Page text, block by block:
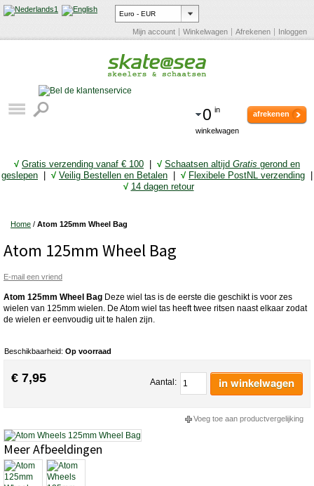
Mijn account Winkelwagen Afrekenen Inloggen
0 in
winkelwagen
afrekenen
√ Gratis verzending vanaf € 100 √ Schaatsen altijd Gratis gerond en
geslepen
√ Veilig Bestellen en Betalen √ Flexibele PostNL verzending
√ 14 dagen retour
Home / Atom 125mm Wheel Bag
Atom 125mm Wheel Bag
E-mail een vriend
Atom 125mm Wheel Bag Deze wiel tas is de eerste die geschikt is voor zes
wielen van 125mm wielen. De Atom wiel tas heeft twee ritsen naast elkaar zodat
de wielen er eenvoudig uit te halen zijn.
Beschikbaarheid: Op voorraad
€ 7,95 Aantal: in winkelwagen
Voeg toe aan productvergelijking
Meer Afbeeldingen